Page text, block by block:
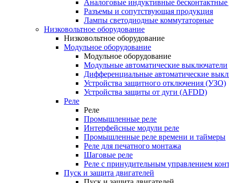
Аналоговые индуктивные бесконтактные
Разъемы и сопутствующая продукция
Лампы светодиодные коммутаторные
Низковольтное оборудование
Низковольтное оборудование
Модульное оборудование
Модульное оборудование
Модульные автоматические выключатели
Дифференциальные автоматические
Устройства защитного отключения (УЗО)
Устройства защиты от дуги (AFDD)
Реле
Реле
Промышленные реле
Интерфейсные модули реле
Промышленные реле времени и таймеры
Реле для печатного монтажа
Шаговые реле
Реле с принудительным управлением
Пуск и защита двигателей